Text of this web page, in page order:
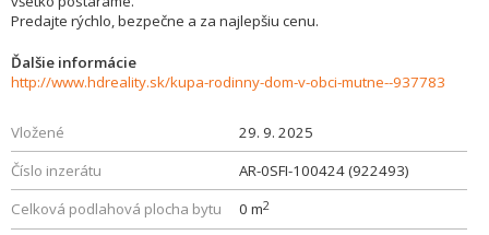
Predajte rýchlo, bezpečne a za najlepšiu cenu.
Ďalšie informácie
http://www.hdreality.sk/kupa-rodinny-dom-v-obci-mutne--937783
Vložené
29. 9. 2025
Číslo inzerátu
AR-0SFI-100424 (922493)
Celková podlahová plocha bytu
0 m2